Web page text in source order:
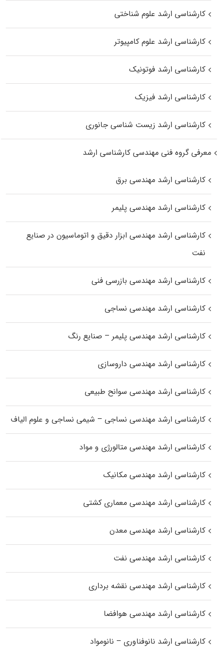
کارشناسی ارشد علوم شناختی
کارشناسی ارشد علوم کامپیوتر
کارشناسی ارشد فوتونیک
کارشناسی ارشد فیزیک
کارشناسی ارشد زیست‌ شناسی جانوری
معرفی گروه فنی مهندسی کارشناسی ارشد
کارشناسی ارشد مهندسی برق
کارشناسی ارشد مهندسی پلیمر
کارشناسی ارشد مهندسی ابزار دقیق و اتوماسیون در صنایع
نفت
کارشناسی ارشد مهندسی بازرسی فنی
کارشناسی ارشد مهندسی نساجی
کارشناسی ارشد مهندسی پلیمر – صنایع رنگ
کارشناسی ارشد مهندسی داروسازی
کارشناسی ارشد مهندسی سوانح طبیعی
کارشناسی ارشد مهندسی نساجی – شیمی نساجی و علوم الیاف
کارشناسی ارشد مهندسی متالورژی و مواد
کارشناسی ارشد مهندسی مکانیک
کارشناسی ارشد مهندسی معماری کشتی
کارشناسی ارشد مهندسی معدن
کارشناسی ارشد مهندسی نفت
کارشناسی ارشد مهندسی نقشه برداری
کارشناسی ارشد مهندسی هوافضا
کارشناسی ارشد نانوفناوری – نانومواد